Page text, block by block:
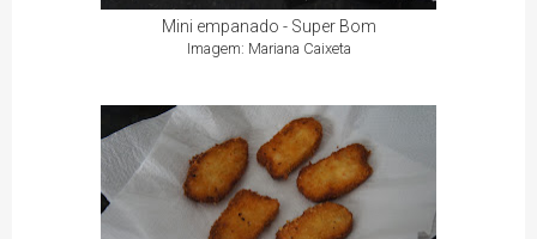
Mini empanado - Super Bom
Imagem: Mariana Caixeta